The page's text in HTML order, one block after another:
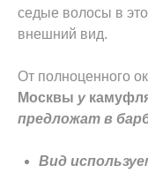
седые волосы в
внешний вид.
От полноценного
Москвы у
предложат в
Вид